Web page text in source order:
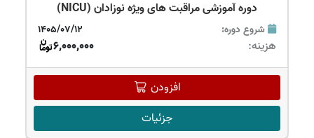
دوره آموزشی مراقبت های ویژه نوزادان (NICU)
شروع دوره: 1405/07/12
هزینه: 6,000,000
افزودن
جزئیات